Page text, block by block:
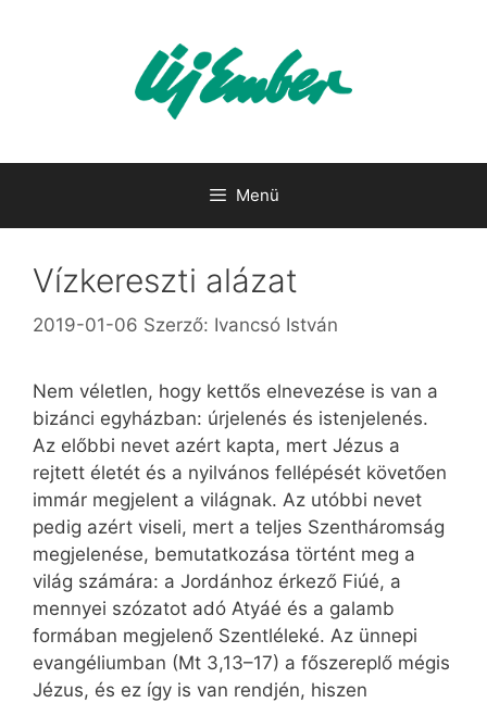
Menü
Vízkereszti alázat
2019-01-06 Szerző: Ivancsó István
Nem véletlen, hogy kettős elnevezése is van a
bizánci egyházban: úrjelenés és istenjelenés.
Az előbbi nevet azért kapta, mert Jézus a
rejtett életét és a nyilvános fellépését követően
immár megjelent a világnak. Az utóbbi nevet
pedig azért viseli, mert a teljes Szentháromság
megjelenése, bemutatkozása történt meg a
világ számára: a Jordánhoz érkező Fiúé, a
mennyei szózatot adó Atyáé és a galamb
formában megjelenő Szentléleké. Az ünnepi
evangéliumban (Mt 3,13–17) a főszereplő mégis
Jézus, és ez így is van rendjén, hiszen